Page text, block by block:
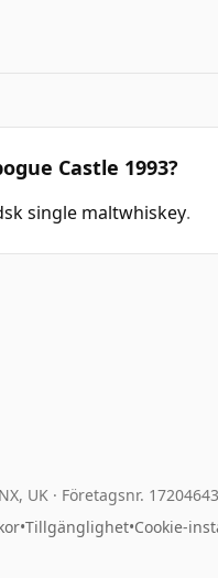
Castle 1993?
single maltwhiskey.
UK · Företagsnr. 17204643
•Tillgänglighet•Cookie-